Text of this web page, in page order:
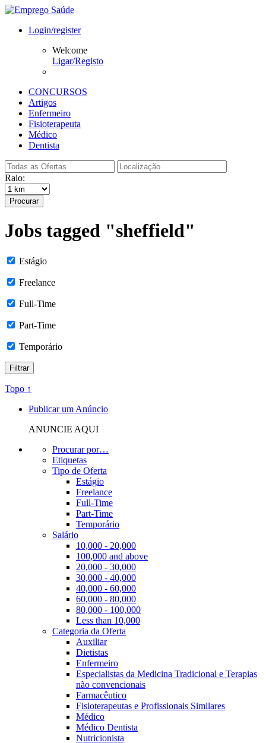
Login/register
Welcome
Ligar/Registo
CONCURSOS
Artigos
Enfermeiro
Fisioterapeuta
Médico
Dentista
Raio:
Procurar
Jobs tagged "sheffield"
Estágio
Freelance
Full-Time
Part-Time
Temporário
Topo ↑
Publicar um Anúncio
ANUNCIE AQUI
Procurar por…
Etiquetas
Tipo de Oferta
Estágio
Freelance
Full-Time
Part-Time
Temporário
Salário
10,000 - 20,000
100,000 and above
20,000 - 30,000
30,000 - 40,000
40,000 - 60,000
60,000 - 80,000
80,000 - 100,000
Less than 10,000
Categoria da Oferta
Auxiliar
Dietistas
Enfermeiro
Especialistas da Medicina Tradicional e Terapias
não convencionais
Farmacêutico
Fisioterapeutas e Profissionais Similares
Médico
Médico Dentista
Nutricionista